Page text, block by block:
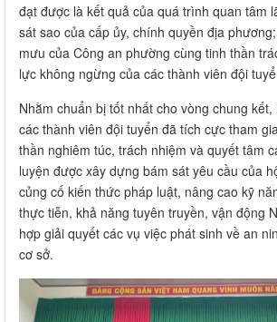
đạt được là kết quả của quá trình quan tâm
sát sao của cấp ủy, chính quyền địa
mưu của Công an phường cùng tinh thần
lực không ngừng của các thành viên đội
Nhằm chuẩn bị tốt nhất cho vòng chung
các thành viên đội tuyển đã tích cực tham
thần nghiêm túc, trách nhiệm và quyết tâm
luyện được xây dựng bám sát yêu cầu của
củng cố kiến thức pháp luật, nâng cao kỹ
thực tiễn, khả năng tuyên truyền, vận động
hợp giải quyết các vụ việc phát sinh về an
cơ sở.